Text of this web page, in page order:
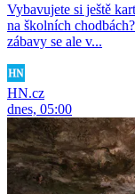
Vybavujete si ještě
na školních
zábavy se ale v...
HN.cz
dnes, 05:00